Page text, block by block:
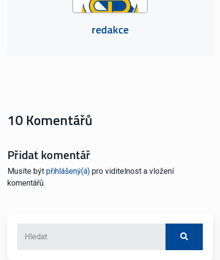
redakce
10 Komentářů
Přidat komentář
Musíte být přihlášený(á) pro viditelnost a vložení
komentářů.